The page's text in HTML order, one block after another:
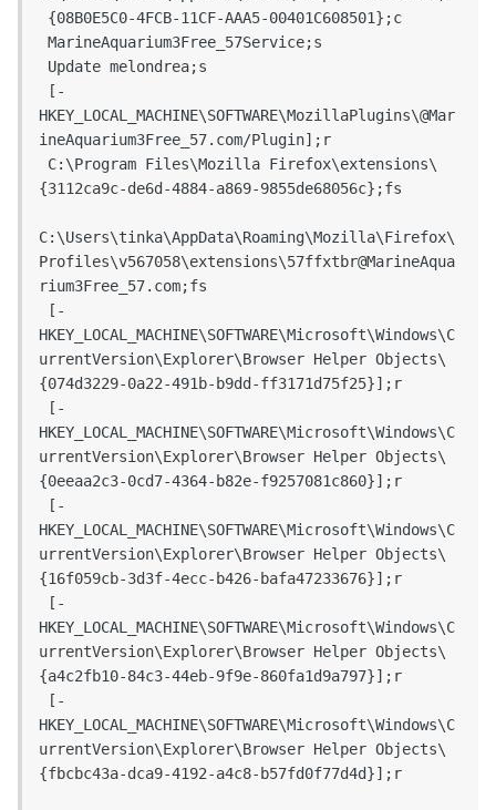
HKEY_LOCAL_MACHINE\SOFTWARE\MozillaPlugins\@Mar
ineAquarium3Free_57.com/Plugin];r
{3112ca9c-de6d-4884-a869-9855de68056c};fs
C:\Users\tinka\AppData\Roaming\Mozilla\Firefox\
Profiles\v567058\extensions\57ffxtbr@MarineAqua
rium3Free_57.com;fs
HKEY_LOCAL_MACHINE\SOFTWARE\Microsoft\Windows\C
urrentVersion\Explorer\Browser Helper Objects\
{074d3229-0a22-491b-b9dd-ff3171d75f25}];r
HKEY_LOCAL_MACHINE\SOFTWARE\Microsoft\Windows\C
urrentVersion\Explorer\Browser Helper Objects\
{0eeaa2c3-0cd7-4364-b82e-f9257081c860}];r
HKEY_LOCAL_MACHINE\SOFTWARE\Microsoft\Windows\C
urrentVersion\Explorer\Browser Helper Objects\
{16f059cb-3d3f-4ecc-b426-bafa47233676}];r
HKEY_LOCAL_MACHINE\SOFTWARE\Microsoft\Windows\C
urrentVersion\Explorer\Browser Helper Objects\
{a4c2fb10-84c3-44eb-9f9e-860fa1d9a797}];r
HKEY_LOCAL_MACHINE\SOFTWARE\Microsoft\Windows\C
urrentVersion\Explorer\Browser Helper Objects\
{fbcbc43a-dca9-4192-a4c8-b57fd0f77d4d}];r